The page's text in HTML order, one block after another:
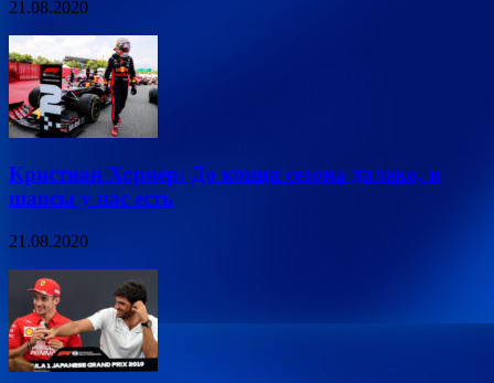
21.08.2020
Кристиан Хорнер: До конца сезона далеко, и
шансы у нас есть
21.08.2020